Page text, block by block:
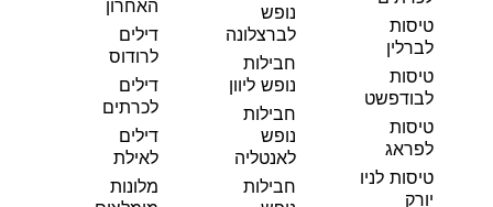
טיסות
לברלין
טיסות
לבודפשט
טיסות
לפראג
טיסות לניו
יורק
נופש
לברצלונה
חבילות
נופש ליוון
חבילות
נופש
לאנטליה
חבילות
האחרון
דילים
לרודוס
דילים
לכרתים
דילים
לאילת
מלונות